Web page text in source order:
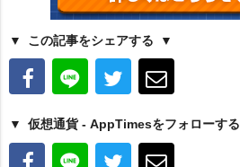
この記事をシェアする
仮想通貨 - AppTimesをフォローする